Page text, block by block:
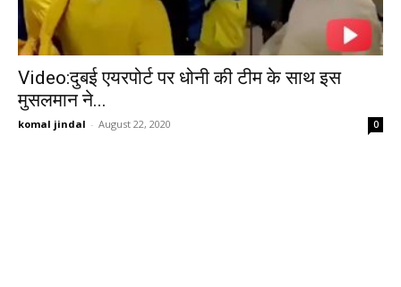
Video:दुबई एयरपोर्ट पर धोनी की टीम के साथ इस
मुसलमान ने...
komal jindal - August 22, 2020 0